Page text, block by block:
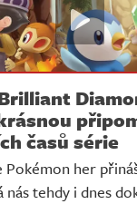
časů série
Pokémon her
tehdy i dnes